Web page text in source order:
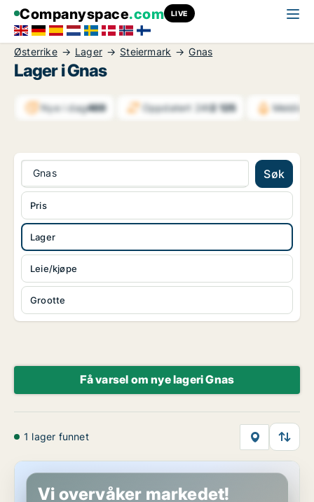
Companyspace.com LIVE
Østerrike Lager Steiermark Gnas
Lager i Gnas
Nye i dag469 Oppdatert 24t2 125
Gnas Søk
Lager
Leie/kjøpe
Grootte
Pris
Få varsel om nye lageri Gnas
1 lager funnet
Lager i Gnas, Steiermark
Vi overvåker markedet!